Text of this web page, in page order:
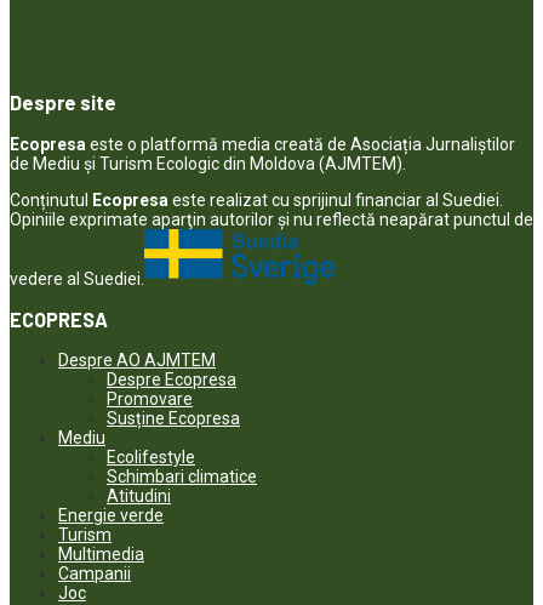
Despre site
Ecopresa este o platformă media creată de Asociația Jurnaliștilor
de Mediu și Turism Ecologic din Moldova (AJMTEM).
Conținutul Ecopresa este realizat cu sprijinul financiar al Suediei.
Opiniile exprimate aparţin autorilor şi nu reflectă neapărat punctul de
vedere al Suediei.
ECOPRESA
Despre AO AJMTEM
Despre Ecopresa
Promovare
Susține Ecopresa
Mediu
Ecolifestyle
Schimbari climatice
Atitudini
Energie verde
Turism
Multimedia
Campanii
Joc